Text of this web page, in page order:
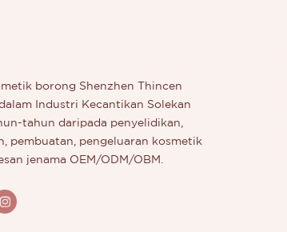
borong Shenzhen Thincen
Industri Kecantikan Solekan
tahun daripada penyelidikan,
pembuatan, pengeluaran kosmetik
jenama OEM/ODM/OBM.